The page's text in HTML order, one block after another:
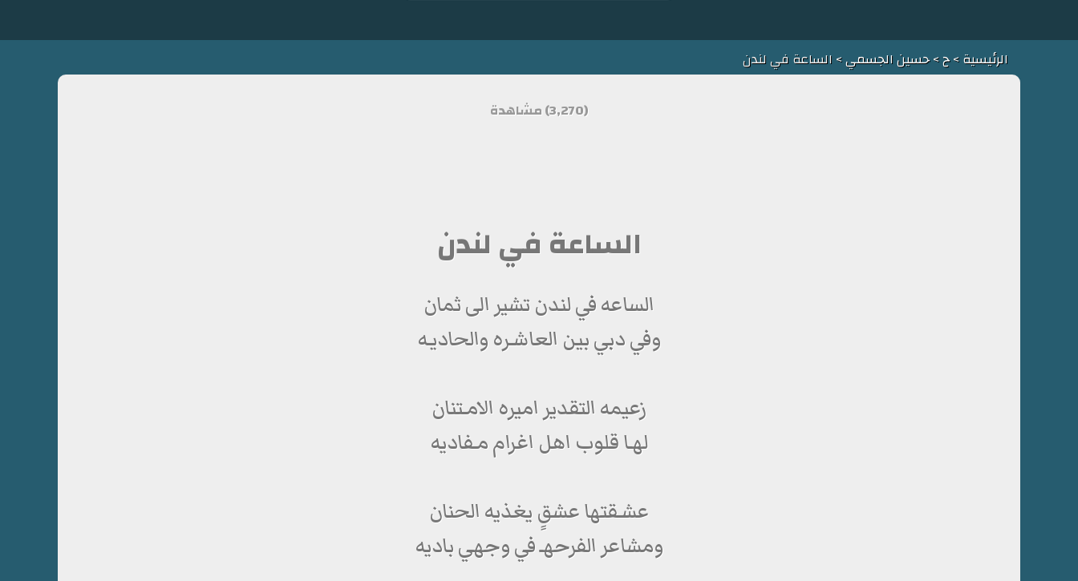
الرئيسية>ح>حسين الجسمي> الساعة في لندن
(3,270) مشاهدة
الساعة في لندن
الساعه في لندن تشير الى ثمان
وفي دبي بين العاشـره والحاديـه
زعيمه التقدير اميره الامـتنان
لهـا قلوب اهل اغرام مـفاديه
عشـقتها عشقٍ يغذيه الحنان
ومشاعر الفرحهـ في وجهي باديه